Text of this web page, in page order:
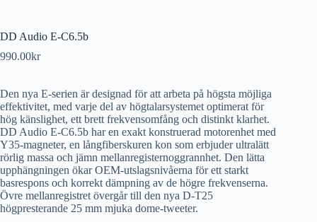
DD Audio E-C6.5b
990.00kr
Den nya E-serien är designad för att arbeta på högsta möjliga
effektivitet, med varje del av högtalarsystemet optimerat för
hög känslighet, ett brett frekvensomfång och distinkt klarhet.
DD Audio E-C6.5b har en exakt konstruerad motorenhet med
Y35-magneter, en långfiberskuren kon som erbjuder ultralätt
rörlig massa och jämn mellanregisternoggrannhet. Den lätta
upphängningen ökar OEM-utslagsnivåerna för ett starkt
basrespons och korrekt dämpning av de högre frekvenserna.
Övre mellanregistret övergår till den nya D-T25
högpresterande 25 mm mjuka dome-tweeter.